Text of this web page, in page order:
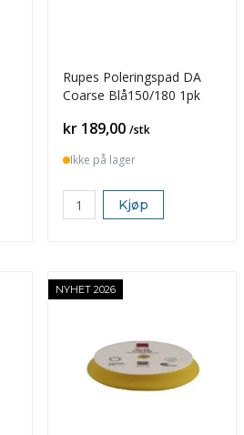
Rupes Poleringspad DA
Coarse Blå150/180 1pk
Pris
kr 189,00 /stk
Ikke på lager
Kjøp
NYHET 2026